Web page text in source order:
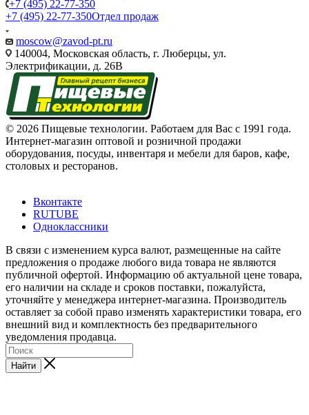
+7 (495) 22-77-350
+7 (495) 22-77-350Отдел продаж
moscow@zavod-pt.ru
140004, Московская область, г. Люберцы, ул.
Электрификации, д. 26В
© 2026 Пищевые технологии. Работаем для Вас с 1991 года.
Интернет-магазин оптовой и розничной продажи
оборудования, посуды, инвентаря и мебели для баров, кафе,
столовых и ресторанов.
Вконтакте
RUTUBE
Одноклассники
В связи с изменением курса валют, размещенные на сайте
предложения о продаже любого вида товара не являются
публичной офертой. Информацию об актуальной цене товара,
его наличии на складе и сроков поставки, пожалуйста,
уточняйте у менеджера интернет-магазина. Производитель
оставляет за собой право изменять характеристики товара, его
внешний вид и комплектность без предварительного
уведомления продавца.
Найти